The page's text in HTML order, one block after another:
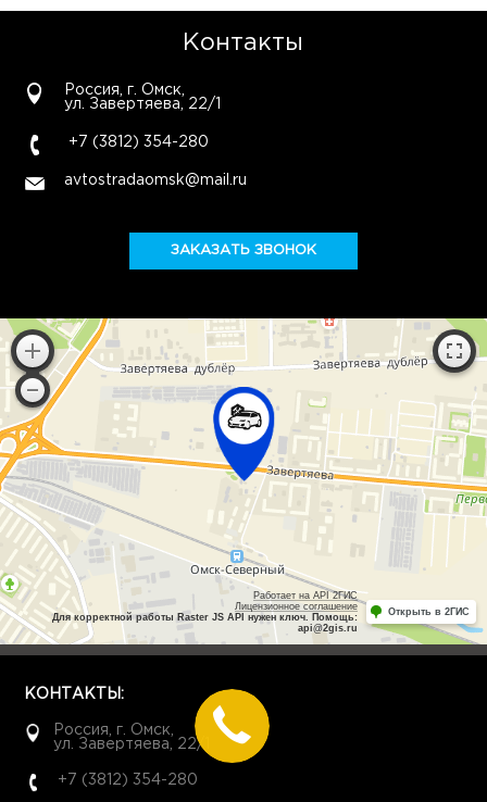
Контакты
Россия, г. Омск,
ул. Завертяева, 22/1
+7 (3812) 354-280
avtostradaomsk@mail.ru
ЗАКАЗАТЬ ЗВОНОК
Работает на API 2ГИС
Лицензионное соглашение
Для корректной работы Raster JS API нужен ключ. Помощь:
api@2gis.ru
Открыть в 2ГИС
КОНТАКТЫ:
Россия, г. Омск,
ул. Завертяева, 22/1
+7 (3812) 354-280